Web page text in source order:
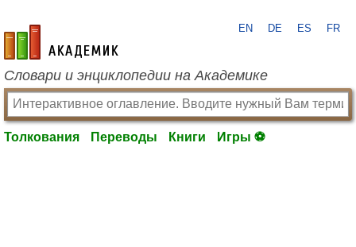
academic.ru
EN DE ES FR
Словари и энциклопедии на Академике
Толкования Переводы Книги Игры ⚽